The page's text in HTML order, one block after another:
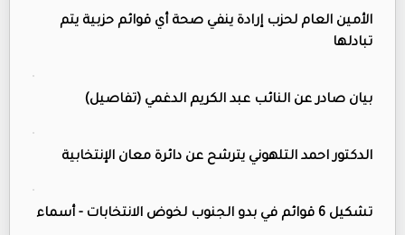
الأمين العام لحزب إرادة ينفي صحة أي قوائم حزبية يتم
تبادلها
بيان صادر عن النائب عبد الكريم الدغمي (تفاصيل)
الدكتور احمد التلهوني يترشح عن دائرة معان الإنتخابية
تشكيل 6 قوائم في بدو الجنوب لخوض الانتخابات - أسماء